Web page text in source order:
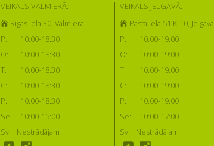
VEIKALS VALMIERĀ:
Rīgas iela 30, Valmiera
P:
10:00-18:30
O:
10:00-18:30
T:
10:00-18:30
C:
10:00-18:30
P:
10:00-18:30
Se:
10:00-15:00
Sv:
Nestrādājam
VEIKALS JELGAVĀ:
Pasta iela 51 K-10, Jelgava
P:
10:00-19:00
O:
10:00-19:00
T:
10:00-19:00
C:
10:00-19:00
P:
10:00-19:00
Se:
10:00-17:00
Sv:
Nestrādājam